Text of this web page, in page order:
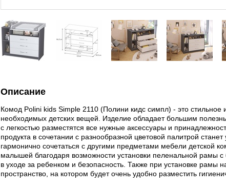
Описание
Комод Polini kids Simple 2110 (Полини кидс симпл) - это
необходимых детских вещей. Изделие обладает большим
с легкостью разместятся все нужные аксессуары и
продукта в сочетании с разнообразной цветовой палитрой
гармонично сочетаться с другими предметами мебели детской
малышей благодаря возможности установки пеленальной рамы с
в уходе за ребенком и безопасность. Также при установке рамы
пространство, на котором будет очень удобно разместить